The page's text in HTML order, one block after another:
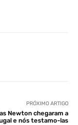
PRÓXIMO ARTIGO
Newton chegaram a
e nós testamo-las